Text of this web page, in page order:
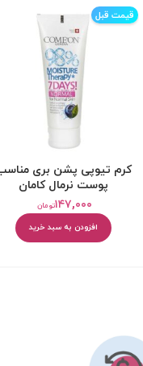
قیمت قبل
کرم تیوپی پشن بری
پوست نرمال کامان
تومان۱۴۷,۰۰۰
افزودن به سبد خرید